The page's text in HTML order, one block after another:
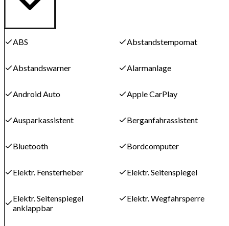
ABS Abstandstempomat
Abstandswarner Alarmanlage
Android Auto Apple CarPlay
Ausparkassistent Berganfahrassistent
Bluetooth Bordcomputer
Elektr. Fensterheber Elektr. Seitenspiegel
Elektr. Seitenspiegel
anklappbar
Elektr. Wegfahrsperre